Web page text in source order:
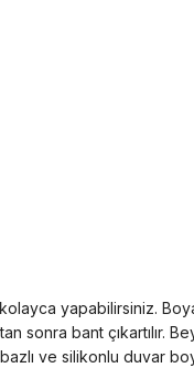
kolayca yapabilirsiniz.
sonra bant çıkartılır.
ve silikonlu duvar